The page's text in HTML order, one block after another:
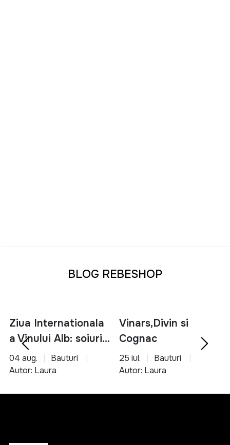
BLOG REBESHOP
Ziua Internationala
a Vinului Alb: soiuri,
servire si asocieri
culinare
04 aug.
Bauturi
Autor: Laura
Vinars,Divin si
Cognac
25 iul.
Bauturi
Autor: Laura